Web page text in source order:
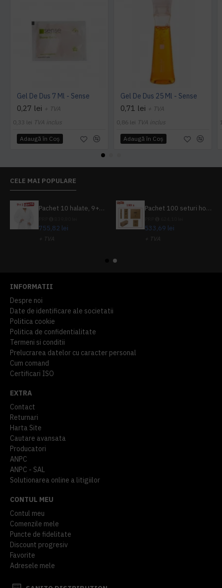
Gel De Dus 7 Ml - Sense
0,27 lei + TVA
0,33 lei TVA inclus
Adaugă în Coş
Gel De Dus 25 Ml - Sense
0,71 lei + TVA
0,86 lei TVA inclus
Adaugă în Coş
CELE MAI POPULARE
Pachet 10 halate, 9+1 gratuit
755,82 lei
+ TVA
Pachet 100 seturi hoteliere, set dentar, set barbierit, casca de dus, pila unghii, set cusut
533,69 lei
+ TVA
INFORMATII
Despre noi
Date de identificare ale societatii
Politica cookie
Politica de confidentialitate
Termeni si conditii
Prelucrarea datelor cu caracter personal
Cum comand
Certificari ISO
EXTRA
Contact
Returnari
Harta Site
Cautare avansata
Producatori
ANPC
ANPC - SAL
Solutionarea online a litigiilor
CONTUL MEU
Contul meu
Comenzile mele
Puncte de fidelitate
Discount progresiv
Favorite
Adresele mele